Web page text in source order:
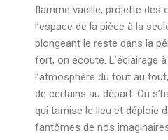
flamme vacille, projette des
l’espace de la pièce à la
plongeant le reste dans la
fort, on écoute. L’éclairage
l’atmosphère du tout au
de certains au départ. On
qui tamise le lieu et déploie
fantômes de nos